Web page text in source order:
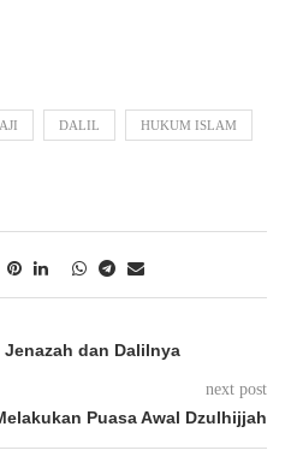
DALIL HUKUM ISLAM
dan Dalilnya
next post
Puasa Awal Dzulhijjah